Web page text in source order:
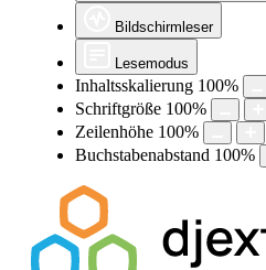
Bildschirmleser
Lesemodus
Inhaltsskalierung 100%
Schriftgröße 100%
Zeilenhöhe 100%
Buchstabenabstand 100%